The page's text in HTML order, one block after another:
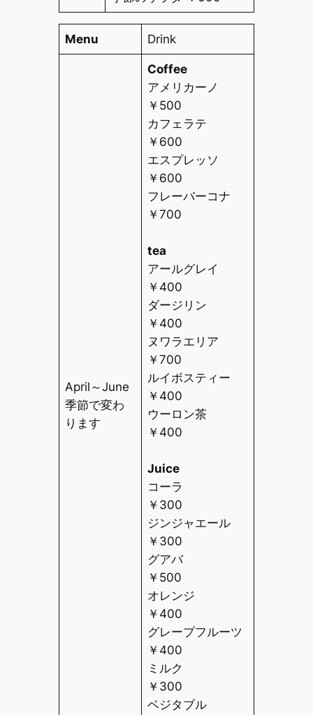
Menu Drink
April～June
季節で変わ
ります
Coffee
アメリカーノ
￥ 500
カフェラテ
￥ 600
エスプレッソ
￥ 600
フレーバーコナ
￥700
tea
アールグレイ
￥ 400
ダージリン
￥ 400
ヌワラエリア
￥700
ルイボスティー
￥ 400
ウーロン茶
￥ 400
Juice
コーラ
￥ 300
ジンジャエール
￥ 300
グアバ
￥ 500
オレンジ
￥ 400
グレープフルーツ
￥ 400
ミルク
￥ 300
ベジタブル